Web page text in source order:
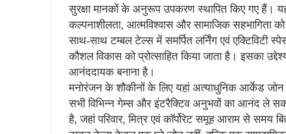
सुरक्षा मानकों के अनुरूप उपकरण स्थापित किए गए हैं।
कल्पनाशीलता, आत्मविश्वास और सामाजिक सहभागिता
साथ-साथ टम्बल टेल्स में समर्पित लर्निंग एवं एक्टिविटी
कौशल विकास को प्रोत्साहित किया जाता है। इसका
आनंददायक बनाना है।
मनोरंजन के शौकीनों के लिए यहां अत्याधुनिक आर्केड
सभी विभिन्न गेम्स और इंटरैक्टिव अनुभवों का आनंद ले
है, जहां परिवार, मित्र एवं कॉर्पोरेट समूह आराम से समय